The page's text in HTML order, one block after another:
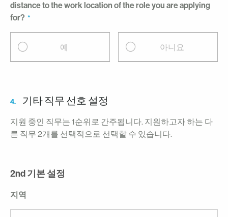
distance to the work location of the role you are applying
for?
예 아니요
4. 기타 직무 선호 설정
지원 중인 직무는 1순위로 간주됩니다. 지원하고자 하는 다
른 직무 2개를 선택적으로 선택할 수 있습니다.
2nd 기본 설정
지역